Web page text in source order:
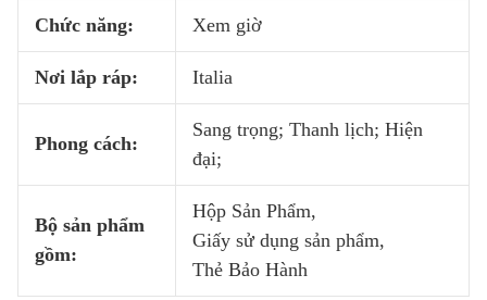
Chức năng: Xem giờ
Nơi lắp ráp: Italia
Phong cách:
Sang trọng; Thanh lịch; Hiện
đại;
Bộ sản phẩm
gồm:
Hộp Sản Phẩm,
Giấy sử dụng sản phẩm,
Thẻ Bảo Hành